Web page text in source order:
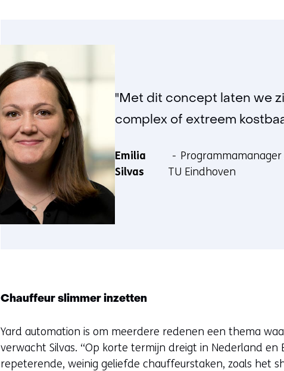
"Met dit concept laten we
complex of extreem
Emilia
Silvas
TU Eindhoven
Chauffeur slimmer inzetten
Yard automation is om meerdere redenen een thema
verwacht Silvas. “Op korte termijn dreigt in Nederland
repeterende, weinig geliefde chauffeurstaken, zoals het